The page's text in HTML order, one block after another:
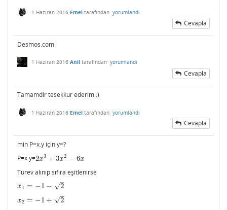
1 Haziran 2016 Emel tarafından yorumlandı
Cevapla
Desmos.com
1 Haziran 2016 Anil tarafından yorumlandı
Cevapla
Tamamdir tesekkur ederim :)
1 Haziran 2016 Emel tarafından yorumlandı
Cevapla
min P=x.y için y=?
P=x.y=2x3 + 3x2 − 6x
2x3+3x 2−6
Türev alınıp sıfıra eşitlenirse
x1 = −1 − 2
–
√
x1 −1 −2
x2 = −1 + 2
–
√
x2= −1 +2